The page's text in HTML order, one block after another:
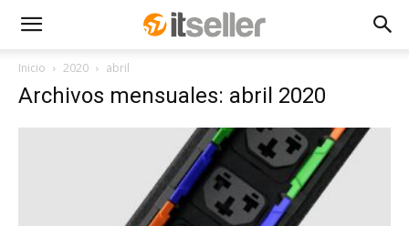
Inicio 2020 abril
Archivos mensuales: abril 2020